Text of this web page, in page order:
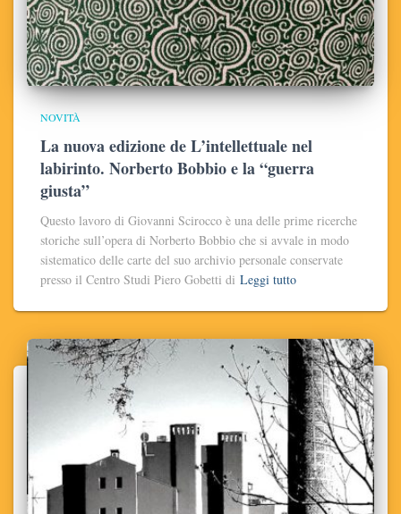
NOVITÀ
La nuova edizione de L’intellettuale nel
labirinto. Norberto Bobbio e la “guerra
giusta”
Questo lavoro di Giovanni Scirocco è una delle prime ricerche
storiche sull’opera di Norberto Bobbio che si avvale in modo
sistematico delle carte del suo archivio personale conservate
presso il Centro Studi Piero Gobetti di Leggi tutto